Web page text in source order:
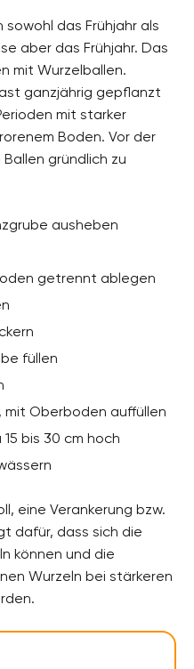
sowohl das Frühjahr als
aber das Frühjahr. Das
mit Wurzelballen.
ganzjährig gepflanzt
mit starker
Boden. Vor der
gründlich zu
ausheben
getrennt ablegen
füllen
Oberboden auffüllen
bis 30 cm hoch
eine Verankerung bzw.
dafür, dass sich die
können und die
Wurzeln bei stärkeren